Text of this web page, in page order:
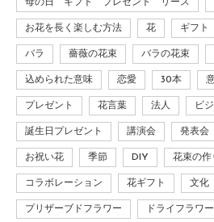
母の日 ギフト プレゼント リース
お花を長く楽しむ方法 花 ギフト
バラ 薔薇の花束 バラの花束
込められた意味 恋愛 30本
プレゼント 花言葉 法人 ビ
誕生日プレゼント 講演会 発表会
お祝い花 季節 DIY 花束の作
コラボレーション 花ギフト 文化
プリザーブドフラワー ドライフラワー